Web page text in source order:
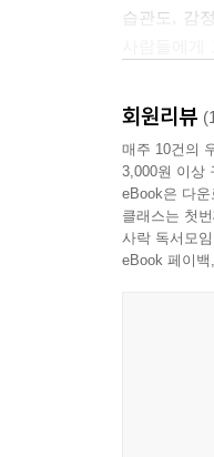
독성 독립
삶을 온통
추게 된다.
---
목표나 프
성장이란
저자는 이
이해하는
시도할 수
습관도, 감
- 서은아 (
회원리뷰
매주 10건의
3,000원 이상
eBook은 다
클래스는 첫
사락 독서모
eBook 페이